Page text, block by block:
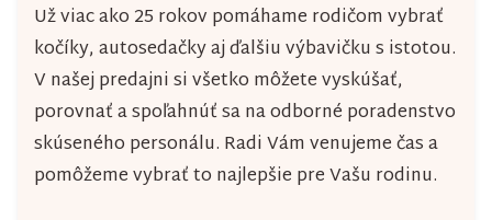
Už viac ako 25 rokov pomáhame rodičom vybrať
kočíky, autosedačky aj ďalšiu výbavičku s istotou.
V našej predajni si všetko môžete vyskúšať,
porovnať a spoľahnúť sa na odborné poradenstvo
skúseného personálu. Radi Vám venujeme čas a
pomôžeme vybrať to najlepšie pre Vašu rodinu.